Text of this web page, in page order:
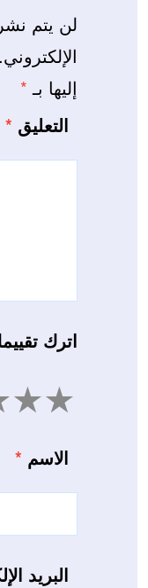
لن يتم
الإلكتروني.
إليها بـ *
التعليق *
اترك
2 1
الاسم *
البريد